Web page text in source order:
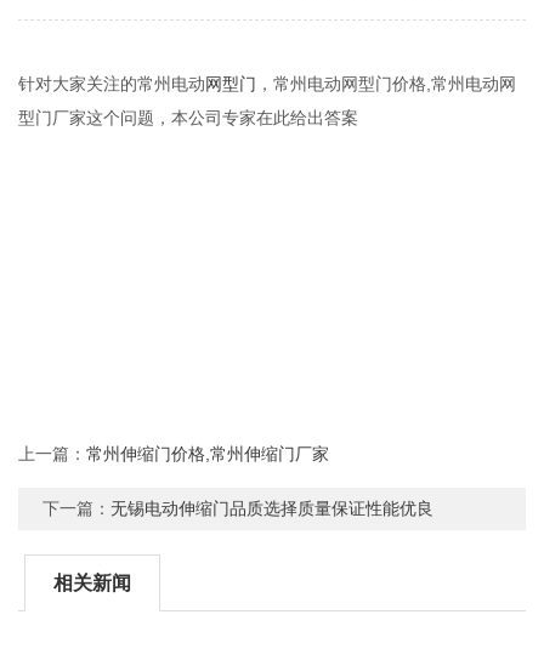
针对大家关注的常州电动网型门 ，常州电动网型门价格,常州电动网
型门厂家这个问题，本公司专家在此给出答案
上一篇：常州伸缩门价格,常州伸缩门厂家
下一篇：无锡电动伸缩门品质选择质量保证性能优良
相关新闻